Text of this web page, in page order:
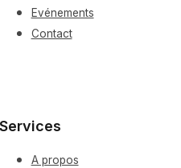
Evénements
Contact
Services
A propos